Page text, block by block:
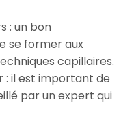
: un bon
se former aux
capillaires.
: il est important de
par un expert qui